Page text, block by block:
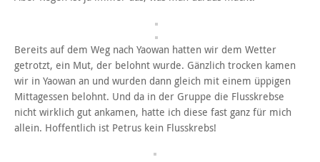
Bereits auf dem Weg nach Yaowan hatten wir dem Wetter
getrotzt, ein Mut, der belohnt wurde. Gänzlich trocken kamen
wir in Yaowan an und wurden dann gleich mit einem üppigen
Mittagessen belohnt. Und da in der Gruppe die Flusskrebse
nicht wirklich gut ankamen, hatte ich diese fast ganz für mich
allein. Hoffentlich ist Petrus kein Flusskrebs!